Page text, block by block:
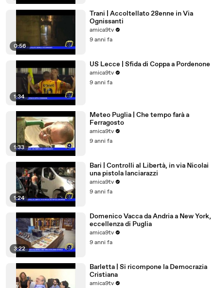
0:56
Trani | Accoltellato 28enne in Via
Ognissanti
amica9tv
9 anni fa
1:34
US Lecce | Sfida di Coppa a Pordenone
amica9tv
9 anni fa
1:33
Meteo Puglia | Che tempo farà a
Ferragosto
amica9tv
9 anni fa
1:24
Bari | Controlli al Libertà, in via Nicolai
una pistola lanciarazzi
amica9tv
9 anni fa
3:22
Domenico Vacca da Andria a New York,
eccellenza di Puglia
amica9tv
9 anni fa
Barletta | Si ricompone la Democrazia
Cristiana
amica9tv